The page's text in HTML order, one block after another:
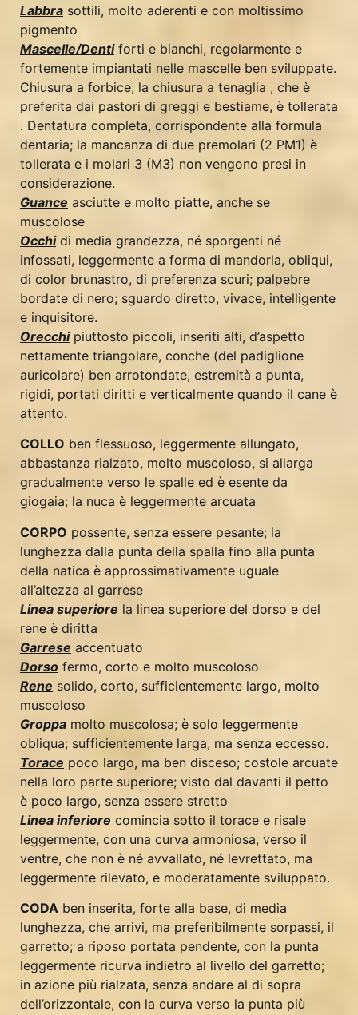
Labbra sottili, molto aderenti e con moltissimo
pigmento
Mascelle/Dentiforti e bianchi, regolarmente e
fortemente impiantati nelle mascelle ben sviluppate.
Chiusura a forbice; la chiusura a tenaglia , che è
preferita dai pastori di greggi e bestiame, è tollerata
. Dentatura completa, corrispondente alla formula
dentaria; la mancanza di due premolari (2 PM1) è
tollerata e i molari 3 (M3) non vengono presi in
considerazione.
Guance asciutte e molto piatte, anche se
muscolose
Occhidi media grandezza, né sporgenti né
infossati, leggermente a forma di mandorla, obliqui,
di color brunastro, di preferenza scuri; palpebre
bordate di nero; sguardo diretto, vivace, intelligente
e inquisitore.
Orecchipiuttosto piccoli, inseriti alti, d’aspetto
nettamente triangolare, conche (del padiglione
auricolare) ben arrotondate, estremità a punta,
rigidi, portati diritti e verticalmente quando il cane è
attento.
COLLO ben flessuoso, leggermente allungato,
abbastanza rialzato, molto muscoloso, si allarga
gradualmente verso le spalle ed è esente da
giogaia; la nuca è leggermente arcuata
CORPO possente, senza essere pesante; la
lunghezza dalla punta della spalla fino alla punta
della natica è approssimativamente uguale
all’altezza al garrese
Linea superiore la linea superiore del dorso e del
rene è diritta
Garrese accentuato
Dorso fermo, corto e molto muscoloso
Rene solido, corto, sufficientemente largo, molto
muscoloso
Groppa molto muscolosa; è solo leggermente
obliqua; sufficientemente larga, ma senza eccesso.
Torace poco largo, ma ben disceso; costole arcuate
nella loro parte superiore; visto dal davanti il petto
è poco largo, senza essere stretto
Linea inferiore comincia sotto il torace e risale
leggermente, con una curva armoniosa, verso il
ventre, che non è né avvallato, né levrettato, ma
leggermente rilevato, e moderatamente sviluppato.
CODA ben inserita, forte alla base, di media
lunghezza, che arrivi, ma preferibilmente sorpassi, il
garretto; a riposo portata pendente, con la punta
leggermente ricurva indietro al livello del garretto;
in azione più rialzata, senza andare al di sopra
dell’orizzontale, con la curva verso la punta più